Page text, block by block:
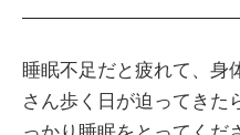
睡眠不足だと疲れて、身
さん歩く日が迫ってきた